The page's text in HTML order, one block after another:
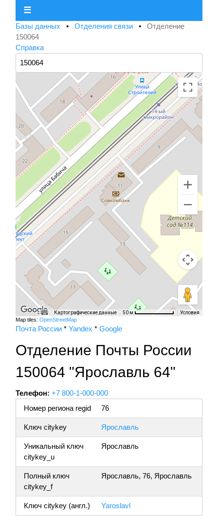
☰
Базы данных • Отделения связи • Отделение
150064
Справка
Картографические данные 50 м Условия
Map tiles: OpenStreetMap
Почта России * Yandex * Google
Отделение Почты России
150064 "Ярославль 64"
Телефон: +7 800-1-000-000
Номер региона regid
76
Ключ citykey Ярославль
Уникальный ключ
citykey_u
Ярославль
Полный ключ
citykey_f
Ярославль, 76, Ярославль
Ключ citykey (англ.) Yaroslavl